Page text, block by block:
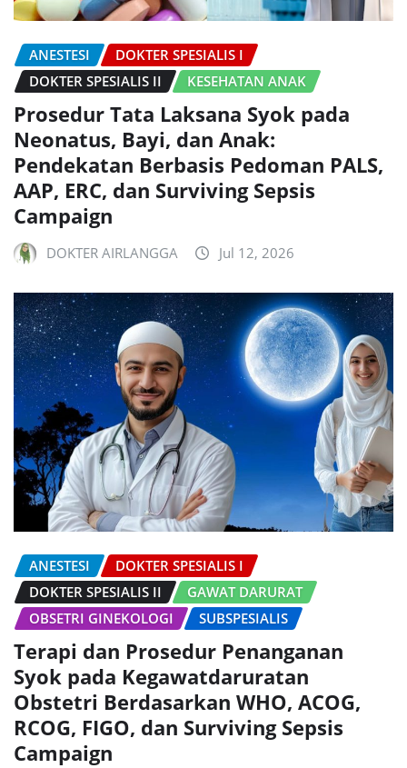
ANESTESI
DOKTER SPESIALIS I
DOKTER SPESIALIS II
KESEHATAN ANAK
Prosedur Tata Laksana Syok pada
Neonatus, Bayi, dan Anak:
Pendekatan Berbasis Pedoman PALS,
AAP, ERC, dan Surviving Sepsis
Campaign
DOKTER AIRLANGGA Jul 12, 2026
ANESTESI
DOKTER SPESIALIS I
DOKTER SPESIALIS II
GAWAT DARURAT
OBSETRI GINEKOLOGI
SUBSPESIALIS
Terapi dan Prosedur Penanganan
Syok pada Kegawatdaruratan
Obstetri Berdasarkan WHO, ACOG,
RCOG, FIGO, dan Surviving Sepsis
Campaign